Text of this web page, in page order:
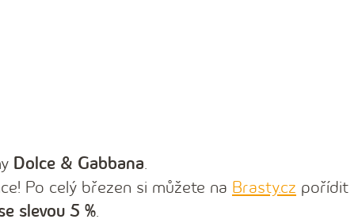
Dolce & Gabbana.
Po celý březen si můžete na Brasty.cz pořídit
slevou 5 %.